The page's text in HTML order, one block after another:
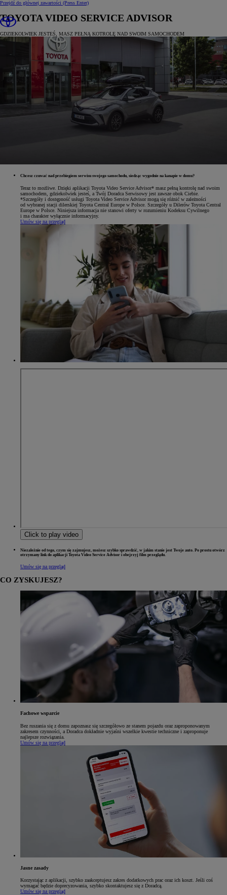
Przejdź do głównej zawartości (Press Enter)
TOYOTA VIDEO SERVICE ADVISOR
GDZIEKOLWIEK JESTEŚ, MASZ PEŁNĄ KOTROLĘ NAD SWOIM SAMOCHODEM
Chcesz czuwać nad przebiegiem serwisu swojego samochodu, siedząc wygodnie na kanapie w domu?
Teraz to możliwe. Dzięki aplikacji Toyota Video Service Advisor* masz pełną kontrolę nad swoim
samochodem, gdziekolwiek jesteś, a Twój Doradca Serwisowy jest zawsze obok Ciebie.
*Szczegóły i dostępność usługi Toyota Video Service Advisor mogą się różnić w zależności
od wybranej stacji dilerskiej Toyota Central Europe w Polsce. Szczegóły u Dilerów Toyota Central
Europe w Polsce. Niniejsza informacja nie stanowi oferty w rozumieniu Kodeksu Cywilnego
i ma charakter wyłącznie informacyjny.
Umów się na przegląd
Click to play video
Niezależnie od tego, czym się zajmujesz, możesz szybko sprawdzić, w jakim stanie jest Twoje auto. Po prostu otwórz
otrzymany link do aplikacji Toyota Video Service Advisor i obejrzyj film przeglądu.
Umów się na przegląd
CO ZYSKUJESZ?
Fachowe wsparcie
Bez ruszania się z domu zapoznasz się szczegółowo ze stanem pojazdu oraz zaproponowanym
zakresem czynności, a Doradca dokładnie wyjaśni wszelkie kwestie techniczne i zaproponuje
najlepsze rozwiązania.
Umów się na przegląd
Jasne zasady
Korzystając z aplikacji, szybko zaakceptujesz zakres dodatkowych prac oraz ich koszt. Jeśli coś
wymagać będzie doprecyzowania, szybko skontaktujesz się z Doradcą.
Umów się na przegląd